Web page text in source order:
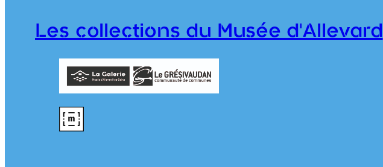
2019.8.2
Les collections du Musée d'Allevard